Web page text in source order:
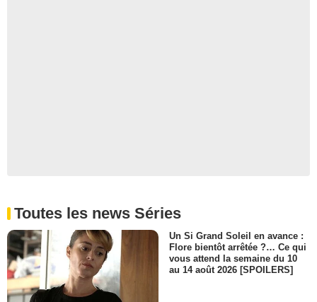
Toutes les news Séries
Un Si Grand Soleil en avance :
Flore bientôt arrêtée ?… Ce qui
vous attend la semaine du 10
au 14 août 2026 [SPOILERS]